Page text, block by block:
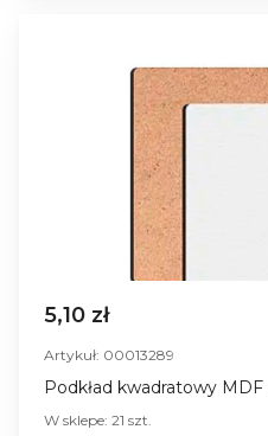
5,10 zł
Artykuł: 00013289
Podkład kwadratowy
W sklepe: 21 szt.